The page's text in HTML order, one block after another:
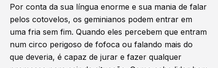
Por conta da sua língua enorme e sua mania de falar
pelos cotovelos, os geminianos podem entrar em
uma fria sem fim. Quando eles percebem que entram
num circo perigoso de fofoca ou falando mais do
que deveria, é capaz de jurar e fazer qualquer